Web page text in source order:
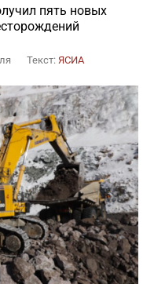
пять новых
Текст: ЯСИА